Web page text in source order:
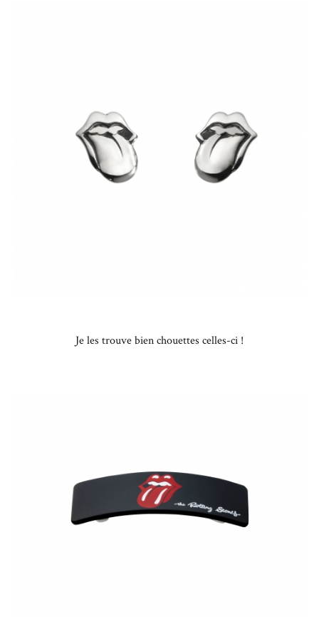
Je les trouve bien chouettes celles-ci !